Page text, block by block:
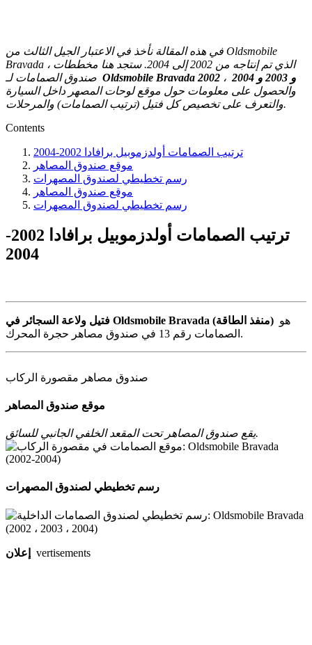
في هذه المقالة نأخذ في الاعتبار الجيل الثالث من Oldsmobile
Bravada ، الذي تم إنتاجه من 2002 إلى 2004. ستجد هنا مخططات
Oldsmobile Bravada 2002 و 2003 و 2004
،
والحصول على معلومات حول موقع لوحات المصهر داخل السيارة
والتعرف على تخصيص كل فتيل (ترتيب الصمامات) والمرحلات.
Contents
ترتيب الصمامات أولدزموبيل برافادا 2002-2004
موقع صندوق المصاهر
رسم تخطيطي لصندوق المصهرات
موقع صندوق المصاهر
رسم تخطيطي لصندوق المصهرات
ترتيب الصمامات أولدزموبيل برافادا 2002-
2004
فتيل ولاعة السجائر في Oldsmobile Bravada (منفذ الطاقة)
الصمامات رقم 13 في صندوق مصاهر حجرة المحرك.
صندوق مصاهر مقصورة الركاب
موقع صندوق المصاهر
يقع صندوق المصاهر تحت المقعد الخلفي الجانبي للسائق.
رسم تخطيطي لصندوق المصهرات
إعلان vertisements